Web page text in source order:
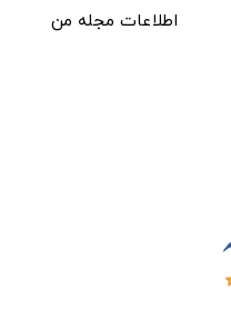
اطلاعات مجله من